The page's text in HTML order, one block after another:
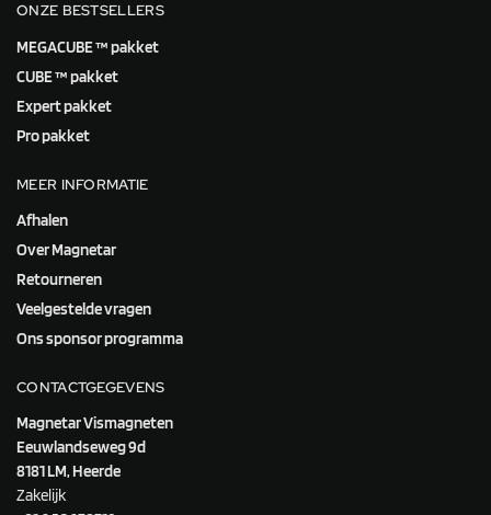
ONZE BESTSELLERS
MEGACUBE ™ pakket
CUBE ™ pakket
Expert pakket
Pro pakket
MEER INFORMATIE
Afhalen
Over Magnetar
Retourneren
Veelgestelde vragen
Ons sponsor programma
CONTACTGEGEVENS
Magnetar Vismagneten
Eeuwlandseweg 9d
8181 LM, Heerde
Zakelijk